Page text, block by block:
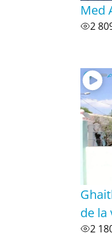
Med
2
de la
2